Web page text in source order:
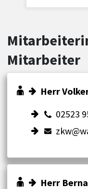
Mitarbeiter
Herr
02523
Herr